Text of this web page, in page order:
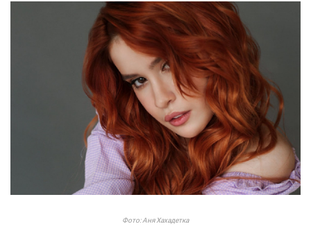
Фото: Аня Хахадетка